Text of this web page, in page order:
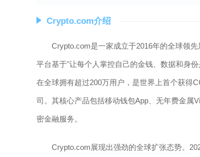
Crypto.com介绍
Crypto.com是一家成立于2016年的全球领
平台基于"让每个人掌控自己的金钱、数据和身
在全球拥有超过200万用户，是世界上首个获得
司。其核心产品包括移动钱包App、无年费金属
密金融服务。
Crypto.com展现出强劲的全球扩张态势。